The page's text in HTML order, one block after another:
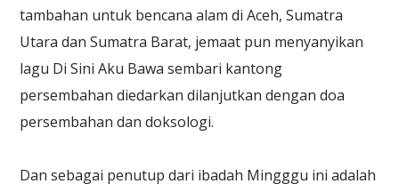
tambahan untuk bencana alam di Aceh, Sumatra
Utara dan Sumatra Barat, jemaat pun menyanyikan
lagu Di Sini Aku Bawa sembari kantong
persembahan diedarkan dilanjutkan dengan doa
persembahan dan doksologi.
Dan sebagai penutup dari ibadah Mingggu ini adalah